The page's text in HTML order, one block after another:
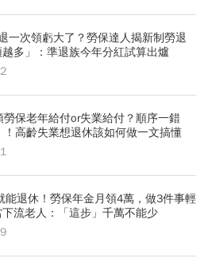
一次領虧大了？勞保達人揭新制勞退
多」：準退族今年分紅試算出爐
勞保老年給付or失業給付？順序一錯
！高齡失業想退休該如何做一文搞懂
能退休！勞保年金月領4萬，做3件事輕
流老人：「這步」千萬不能少